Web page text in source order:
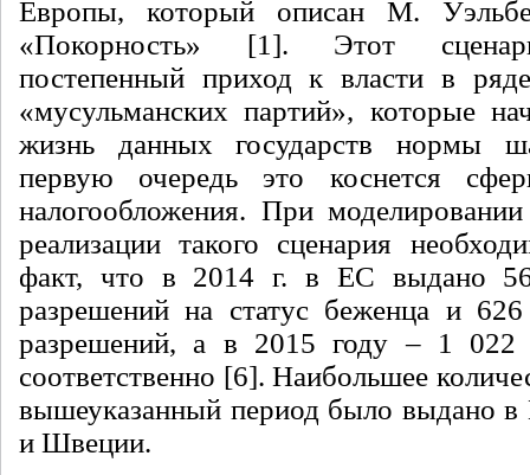
Европы, который описан М.
«Покорность» [1]. Этот
постепенный приход к власти в
«мусульманских партий», которые
жизнь данных государств нормы
первую очередь это коснется
налогообложения. При
реализации такого сценария
факт, что в 2014 г. в ЕС выдано
разрешений на статус беженца и
разрешений, а в 2015 году – 1
соответственно [6]. Наибольшее
вышеуказанный период было выдано в
и Швеции.